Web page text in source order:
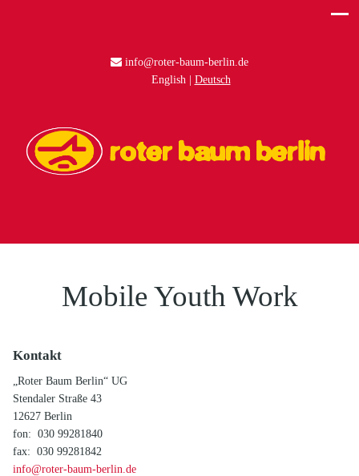
info@roter-baum-berlin.de
English
Deutsch
Mobile Youth Work
Kontakt
„Roter Baum Berlin“ UG
Stendaler Straße 43
12627 Berlin
fon: 030 99281840
fax: 030 99281842
info@roter-baum-berlin.de